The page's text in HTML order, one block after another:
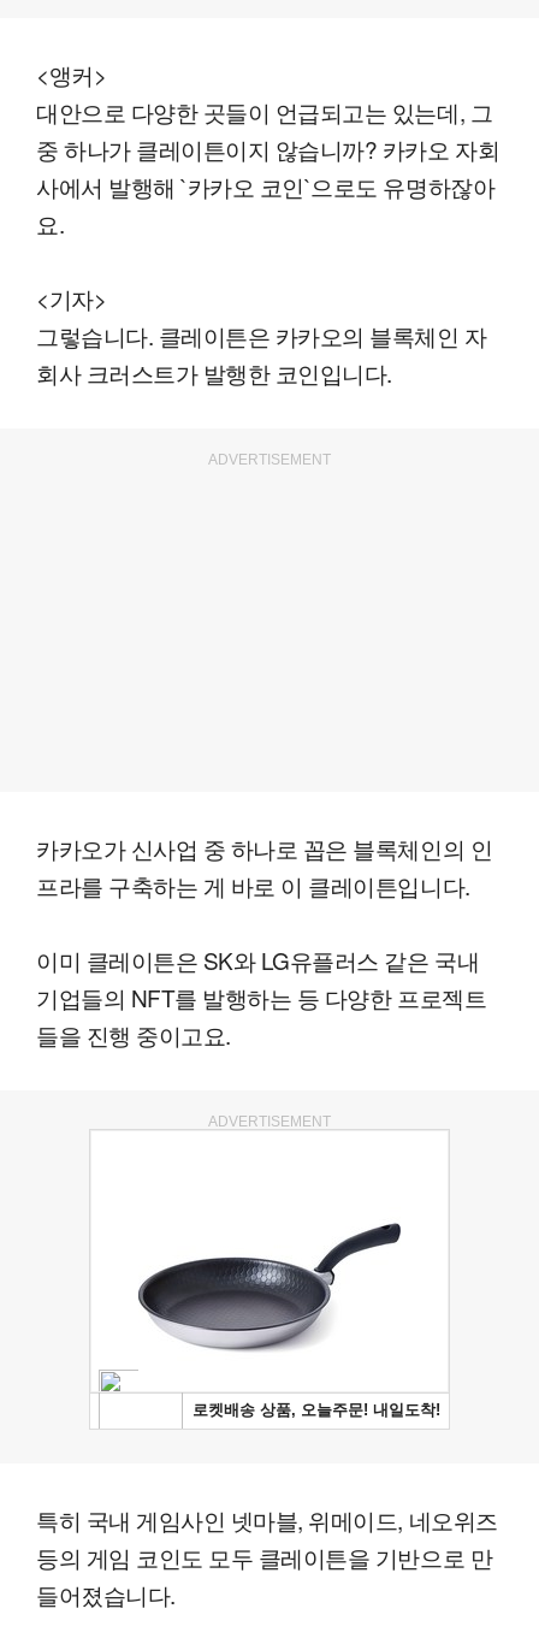
<앵커>
대안으로 다양한 곳들이 언급되고는 있는데, 그
중 하나가 클레이튼이지 않습니까? 카카오 자회
사에서 발행해 `카카오 코인`으로도 유명하잖아
요.
<기자>
그렇습니다. 클레이튼은 카카오의 블록체인 자
회사 크러스트가 발행한 코인입니다.
ADVERTISEMENT
카카오가 신사업 중 하나로 꼽은 블록체인의 인
프라를 구축하는 게 바로 이 클레이튼입니다.
이미 클레이튼은 SK와 LG유플러스 같은 국내
기업들의 NFT를 발행하는 등 다양한 프로젝트
들을 진행 중이고요.
ADVERTISEMENT
특히 국내 게임사인 넷마블, 위메이드, 네오위즈
등의 게임 코인도 모두 클레이튼을 기반으로 만
들어졌습니다.